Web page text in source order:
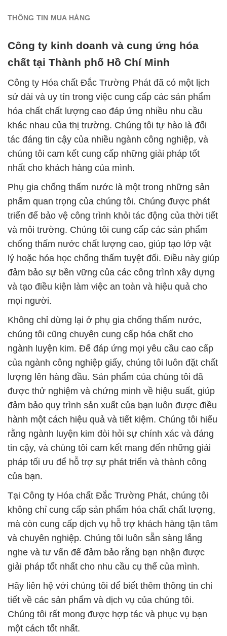
THÔNG TIN MUA HÀNG
Công ty kinh doanh và cung ứng hóa
chất tại Thành phố Hồ Chí Minh
Công ty Hóa chất Đắc Trường Phát đã có một lịch
sử dài và uy tín trong việc cung cấp các sản phẩm
hóa chất chất lượng cao đáp ứng nhiều nhu cầu
khác nhau của thị trường. Chúng tôi tự hào là đối
tác đáng tin cậy của nhiều ngành công nghiệp, và
chúng tôi cam kết cung cấp những giải pháp tốt
nhất cho khách hàng của mình.
Phụ gia chống thấm nước là một trong những sản
phẩm quan trọng của chúng tôi. Chúng được phát
triển để bảo vệ công trình khỏi tác động của thời tiết
và môi trường. Chúng tôi cung cấp các sản phẩm
chống thấm nước chất lượng cao, giúp tạo lớp vật
lý hoặc hóa học chống thấm tuyệt đối. Điều này giúp
đảm bảo sự bền vững của các công trình xây dựng
và tạo điều kiện làm việc an toàn và hiệu quả cho
mọi người.
Không chỉ dừng lại ở phụ gia chống thấm nước,
chúng tôi cũng chuyên cung cấp hóa chất cho
ngành luyện kim. Để đáp ứng mọi yêu cầu cao cấp
của ngành công nghiệp giấy, chúng tôi luôn đặt chất
lượng lên hàng đầu. Sản phẩm của chúng tôi đã
được thử nghiệm và chứng minh về hiệu suất, giúp
đảm bảo quy trình sản xuất của bạn luôn được điều
hành một cách hiệu quả và tiết kiệm. Chúng tôi hiểu
rằng ngành luyện kim đòi hỏi sự chính xác và đáng
tin cậy, và chúng tôi cam kết mang đến những giải
pháp tối ưu để hỗ trợ sự phát triển và thành công
của bạn.
Tại Công ty Hóa chất Đắc Trường Phát, chúng tôi
không chỉ cung cấp sản phẩm hóa chất chất lượng,
mà còn cung cấp dịch vụ hỗ trợ khách hàng tận tâm
và chuyên nghiệp. Chúng tôi luôn sẵn sàng lắng
nghe và tư vấn để đảm bảo rằng bạn nhận được
giải pháp tốt nhất cho nhu cầu cụ thể của mình.
Hãy liên hệ với chúng tôi để biết thêm thông tin chi
tiết về các sản phẩm và dịch vụ của chúng tôi.
Chúng tôi rất mong được hợp tác và phục vụ bạn
một cách tốt nhất.